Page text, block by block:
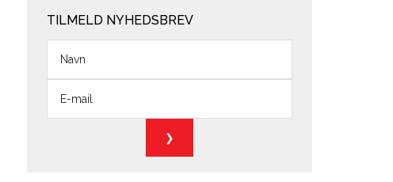
TILMELD NYHEDSBREV